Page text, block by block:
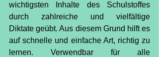
wichtigsten Inhalte des Schulstoffes
durch zahlreiche und vielfältige
Diktate geübt. Aus diesem Grund hilft es
auf schnelle und einfache Art, richtig zu
lernen. Verwendbar für alle